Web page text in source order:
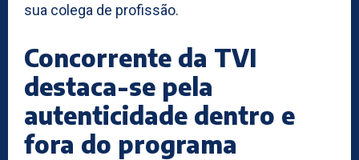
sua colega de profissão.
Concorrente da TVI
destaca-se pela
autenticidade dentro e
fora do programa